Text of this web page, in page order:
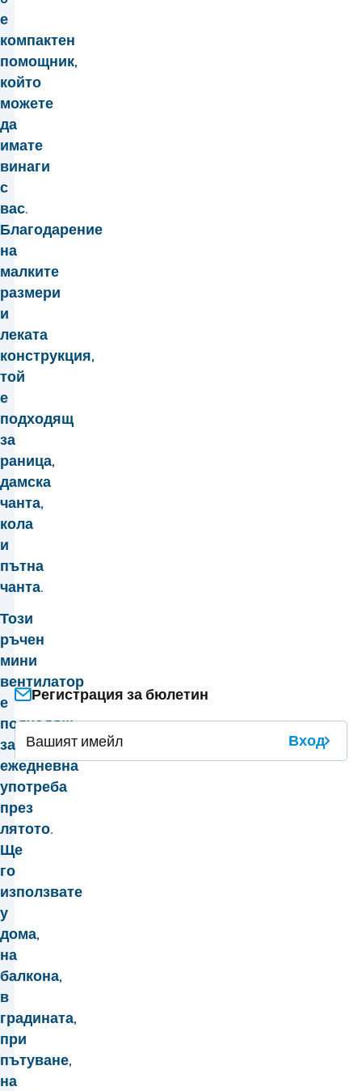
е
компактен
помощник,
който
можете
да
имате
винаги
с
вас.
Благодарение
на
малките
размери
и
леката
конструкция,
той
е
подходящ
за
раница,
дамска
чанта,
кола
и
пътна
чанта.
Този
ръчен
мини
вентилатор
е
подходящ
за
ежедневна
употреба
през
лятото.
Ще
го
използвате
у
дома,
на
балкона,
в
градината,
при
пътуване,
на
Регистрация за бюлетин
Вход